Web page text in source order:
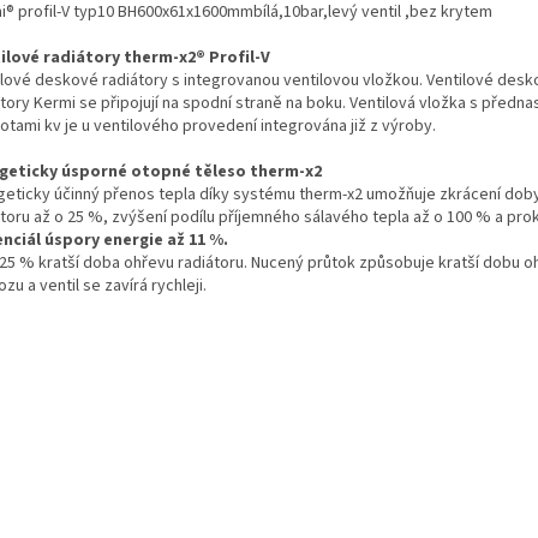
profil-V typ10 BH600x61x1600mmbílá,10bar,levý ventil ,bez krytem
radiátory therm-x2® Profil-V
deskové radiátory s integrovanou ventilovou vložkou. Ventilové
Kermi se připojují na spodní straně na boku. Ventilová vložka s
kv je u ventilového provedení integrována již z výroby.
úsporné otopné těleso therm-x2
účinný přenos tepla díky systému therm-x2 umožňuje zkrácení
až o 25 %, zvýšení podílu příjemného sálavého tepla až o 100 % a
úspory energie až 11 %.
% kratší doba ohřevu radiátoru. Nucený průtok způsobuje kratší dobu
a ventil se zavírá rychleji.